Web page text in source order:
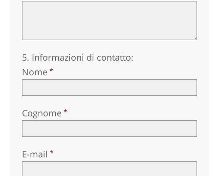
5. Informazioni di contatto:
Nome
Cognome
E-mail